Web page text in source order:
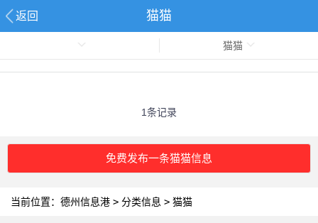
返回 猫猫
猫猫
1条记录
免费发布一条猫猫信息
当前位置： 德州信息港 > 分类信息 > 猫猫